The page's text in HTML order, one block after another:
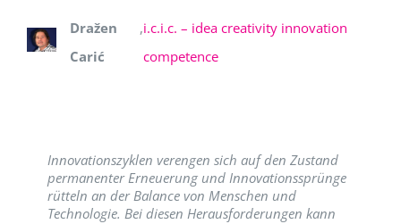
Dražen
Carić
,i.c.i.c. – idea creativity innovation
competence
Innovationszyklen verengen sich auf den Zustand
permanenter Erneuerung und Innovationssprünge
rütteln an der Balance von Menschen und
Technologie. Bei diesen Herausforderungen kann